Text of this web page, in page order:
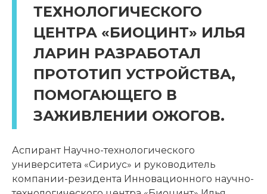
ТЕХНОЛОГИЧЕСКОГО
ЦЕНТРА «БИОЦИНТ» ИЛЬЯ
ЛАРИН РАЗРАБОТАЛ
ПРОТОТИП УСТРОЙСТВА,
ПОМОГАЮЩЕГО В
ЗАЖИВЛЕНИИ ОЖОГОВ.
Аспирант Научно-технологического
университета «Сириус» и руководитель
компании-резидента Инновационного научно-